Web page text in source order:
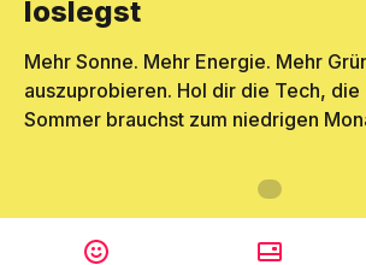
loslegst
Mehr Sonne. Mehr Energie. Mehr
auszuprobieren. Hol dir die Tech, die
Sommer brauchst zum niedrigen